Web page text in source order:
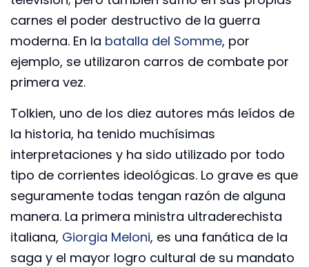
carnes el poder destructivo de la guerra
moderna. En la batalla del Somme, por
ejemplo, se utilizaron carros de combate por
primera vez.
Tolkien, uno de los diez autores más leídos de
la historia, ha tenido muchísimas
interpretaciones y ha sido utilizado por todo
tipo de corrientes ideológicas. Lo grave es que
seguramente todas tengan razón de alguna
manera. La primera ministra ultraderechista
italiana, Giorgia Meloni, es una fanática de la
saga y el mayor logro cultural de su mandato